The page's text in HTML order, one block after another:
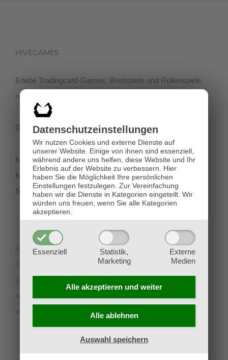
Datenschutz­einstellungen
Wir nutzen Cookies und externe Dienste auf
unserer Website. Einige von ihnen sind essenziell,
während andere uns helfen, diese Website und Ihr
Erlebnis auf der Website zu verbessern. Hier
haben Sie die Möglichkeit Ihre persönlichen
Einstellungen festzulegen. Zur Vereinfachung
haben wir die Dienste in Kategorien eingeteilt. Wir
würden uns freuen, wenn Sie alle Kategorien
akzeptieren.
Essenziell
Statistik,
Marketing
Externe
Medien
Alle akzeptieren und weiter
Alle ablehnen
Auswahl speichern
HIVEGAMES
Erlebe Tradingcard-Games, Brettspiele und Rollenspiele
mit einer netten Community in der Klagenfurter Innenstadt!
Getreidegasse 3, 9020 Klagenfurt
Montag-Dienstag 11:00 - 18:00
Mittwoch-Freitag 11:00-19:00
Samstag 12:00 - 18:00
Kontakt